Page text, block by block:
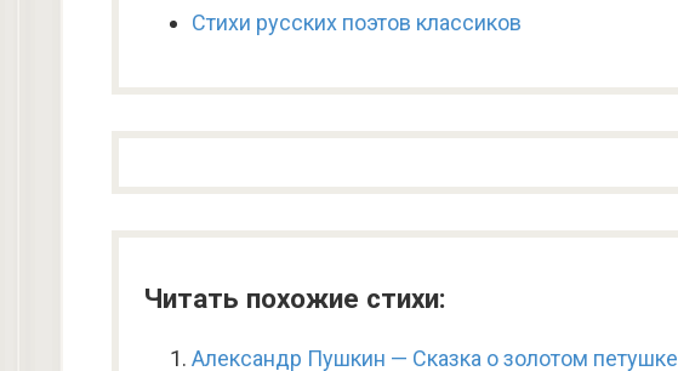
Стихи русских поэтов классиков
Читать похожие стихи:
Александр Пушкин — Сказка о золотом петушке